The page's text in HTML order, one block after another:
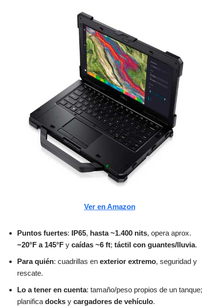
Ver en Amazon
Puntos fuertes: IP65, hasta ~1.400 nits, opera aprox.
−20°F a 145°F y caídas ~6 ft; táctil con guantes/lluvia.
Para quién: cuadrillas en exterior extremo, seguridad y
rescate.
Lo a tener en cuenta: tamaño/peso propios de un tanque;
planifica docks y cargadores de vehículo.